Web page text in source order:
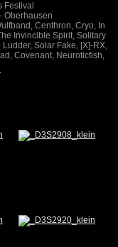
Festival
Oberhausen
Centhron, Cryo, In
Invincible Spirit, Solitary
Ludder, Solar Fake, [X]-RX,
Covenant, Neuroticfish,